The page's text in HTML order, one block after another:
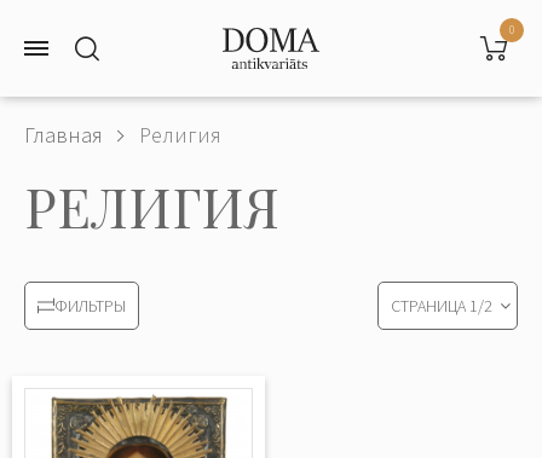
0
Главная Религия
РЕЛИГИЯ
СТРАНИЦА 1/2